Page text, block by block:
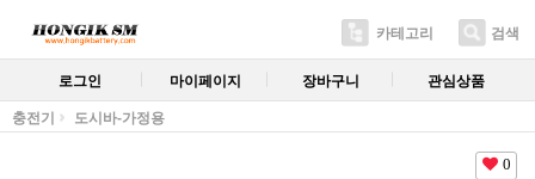
카테고리 검색
로그인 마이페이지 장바구니 관심상품
충전기 도시바-가정용
0